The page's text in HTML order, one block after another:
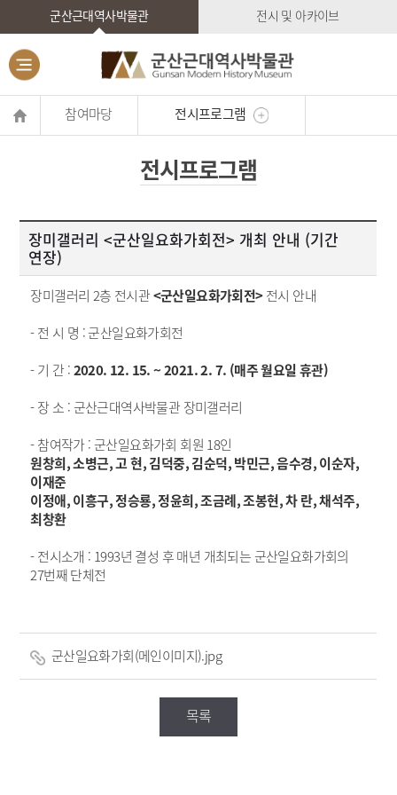
군산근대역사박물관 전시 및 아카이브
참여마당 전시프로그램
전시프로그램
장미갤러리 <군산일요화가회전> 개최 안내 (기간
연장)
장미갤러리 2층 전시관<군산일요화가회전>전시 안내
- 전 시 명 : 군산일요화가회전
- 기 간 :2020. 12. 15. ~ 2021. 2. 7. (매주 월요일 휴관)
- 장 소 : 군산근대역사박물관 장미갤러리
- 참여작가 : 군산일요화가회 회원 18인
원창희, 소병근, 고 현, 김덕중, 김순덕, 박민근, 음수경, 이순자,
이재준
이정애, 이흥구, 정승룡, 정윤희, 조금례, 조봉현, 차 란, 채석주,
최창환
- 전시소개 : 1993년 결성 후 매년 개최되는 군산일요화가회의
27번째 단체전
군산일요화가회(메인이미지).jpg
목록